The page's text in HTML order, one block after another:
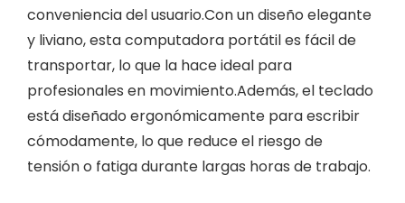
conveniencia del usuario.Con un diseño elegante
y liviano, esta computadora portátil es fácil de
transportar, lo que la hace ideal para
profesionales en movimiento.Además, el teclado
está diseñado ergonómicamente para escribir
cómodamente, lo que reduce el riesgo de
tensión o fatiga durante largas horas de trabajo.